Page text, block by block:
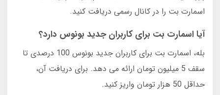
اسمارت بت را در کانال رسمی دریافت کنید.
آیا اسمارت بت برای کاربران جدید بونوس دارد؟
بله، اسمارت بت برای کاربران جدید بونوس 100 درصدی تا
سقف 5 میلیون تومان ارائه می دهد. برای دریافت آن،
حداقل 50 هزار تومان واریز کنید.